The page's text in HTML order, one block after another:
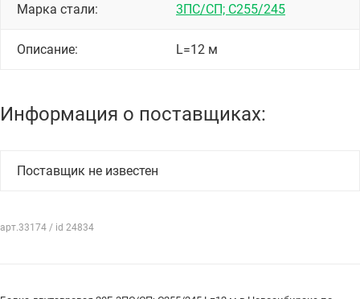
Марка стали: 3ПС/СП; С255/245
Описание: L=12 м
Информация о поставщиках:
Поставщик не известен
арт.33174 / id 24834